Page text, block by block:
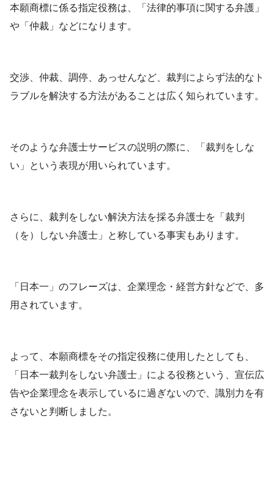
本願商標に係る指定役務は、「法律的事項に関する弁護」
や「仲裁」などになります。
交渉、仲裁、調停、あっせんなど、裁判によらず法的なト
ラブルを解決する方法があることは広く知られています。
そのような弁護士サービスの説明の際に、「裁判をしな
い」という表現が用いられています。
さらに、裁判をしない解決方法を採る弁護士を「裁判
（を）しない弁護士」と称している事実もあります。
「日本一」のフレーズは、企業理念・経営方針などで、多
用されています。
よって、本願商標をその指定役務に使用したとしても、
「日本一裁判をしない弁護士」による役務という、宣伝広
告や企業理念を表示しているに過ぎないので、識別力を有
さないと判断しました。